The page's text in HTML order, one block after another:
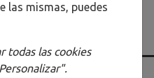
las mismas, puedes
todas las cookies